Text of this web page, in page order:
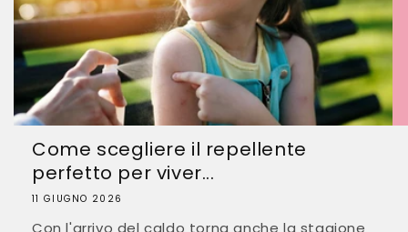
Come scegliere il repellente
perfetto per viver...
11 GIUGNO 2026
Con l'arrivo del caldo torna anche la stagione